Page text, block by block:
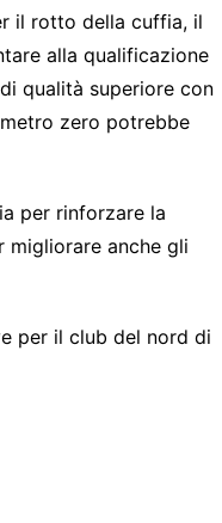
il rotto della cuffia, il
alla qualificazione
qualità superiore con
zero potrebbe
per rinforzare la
migliorare anche gli
per il club del nord di